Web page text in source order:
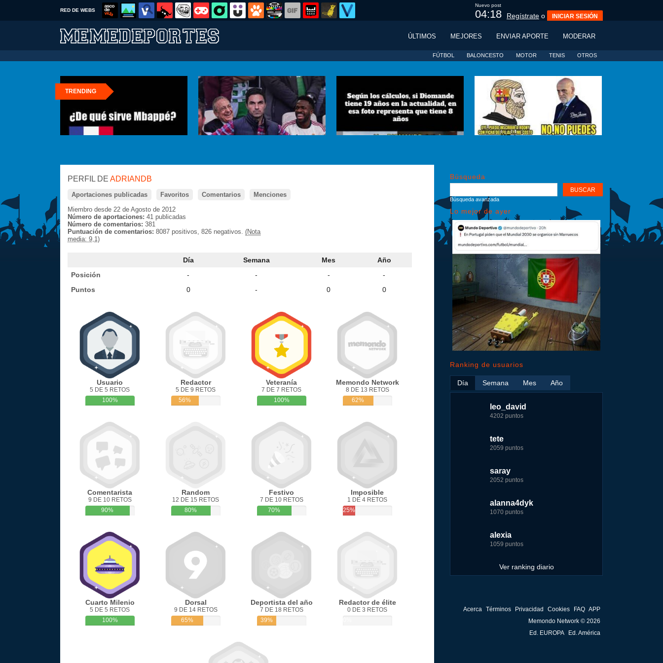
RED DE WEBS
Nuevo post
04:17 Regístrate o INICIAR SESIÓN
ÚLTIMOS MEJORES ENVIAR APORTE MODERAR
FÚTBOL BALONCESTO MOTOR TENIS OTROS
TRENDING
PERFIL DE ADRIANDB
Aportaciones publicadas Favoritos Comentarios
Menciones
Miembro desde 22 de Agosto de 2012
Número de aportaciones: 41 publicadas
Número de comentarios: 381
Puntuación de comentarios: 8087 positivos, 826 negativos. (Nota
media: 9,1)
Día Semana Mes
Año
Posición
- - -
-
Puntos
0 - 0 0
Usuario
5 DE 5 RETOS
100%
Redactor
5 DE 9 RETOS
56%
Veteranía
7 DE 7 RETOS
100%
Memondo Network
8 DE 13 RETOS
62%
Comentarista
9 DE 10 RETOS
90%
Random
12 DE 15 RETOS
80%
Festivo
7 DE 10 RETOS
70%
Imposible
1 DE 4 RETOS
25%
Cuarto Milenio
5 DE 5 RETOS
100%
Dorsal
9 DE 14 RETOS
65%
Deportista del año
7 DE 18 RETOS
39%
Redactor de élite
0 DE 3 RETOS
Búsqueda
Búsqueda avanzada
Lo mejor de ayer
Ranking de usuarios
Día
leo_david
4202 puntos
tete
2059 puntos
saray
2052 puntos
alanna4dyk
1070 puntos
alexia
1059 puntos
Ver ranking diario
Semana
leo_david
21926 puntos
fer
7229 puntos
tete
6233 puntos
123dale
5192 puntos
saray
5183 puntos
Mes
leo_david
33385 puntos
jeremy_malpieu
15444 puntos
tete
8301 puntos
123dale
8290 puntos
fer
8283 puntos
Año
nomedigas
339916 puntos
jeremy_malpieu
263186 puntos
Baba
252929 puntos
john
244881 puntos
fer
236750 puntos
Acerca Términos Privacidad Cookies FAQ APP
Memondo Network © 2026
Ed. EUROPA
Ed. América